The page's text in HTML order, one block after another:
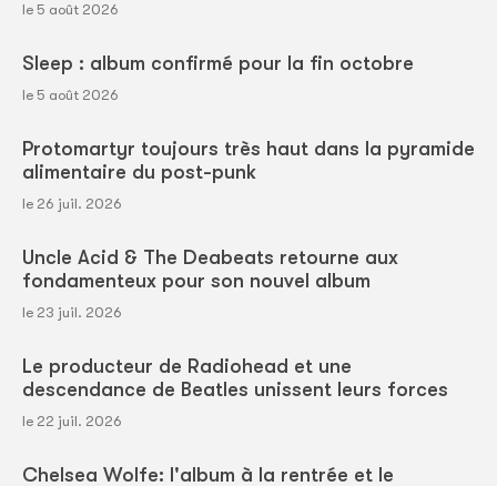
le 5 août 2026
Sleep : album confirmé pour la fin octobre
le 5 août 2026
Protomartyr toujours très haut dans la pyramide
alimentaire du post-punk
le 26 juil. 2026
Uncle Acid & The Deabeats retourne aux
fondamenteux pour son nouvel album
le 23 juil. 2026
Le producteur de Radiohead et une
descendance de Beatles unissent leurs forces
le 22 juil. 2026
Chelsea Wolfe: l'album à la rentrée et le